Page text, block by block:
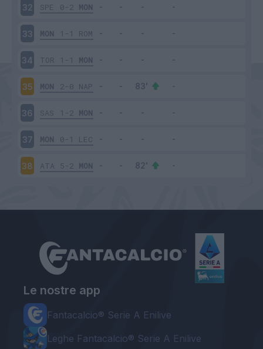
32 SPE 0-2 MON
33 MON 1-1 ROM
34 TOR 1-1 MON
35 MON 2-0 NAP
36 SAS 1-2 MON
37 MON 0-1 LEC
38 ATA 5-2 MON
Le nostre app
Fantacalcio® Serie A Enilive
Leghe Fantacalcio® Serie A Enilive